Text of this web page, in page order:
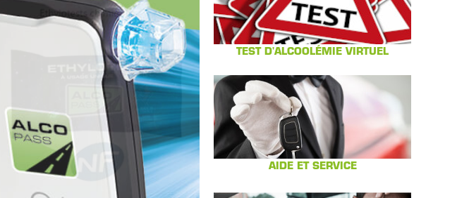
TEST D'ALCOOLÉMIE VIRTUEL
AIDE ET SERVICE